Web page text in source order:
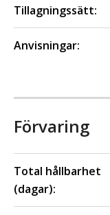
Tillagningssätt:
Anvisningar:
Förvaring
Total hållbarhet
(dagar):